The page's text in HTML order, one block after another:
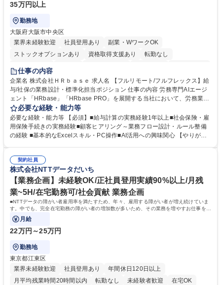
35万円以上
勤務地
大阪府大阪市中央区
業界未経験歓迎
社員登用あり
副業・WワークOK
ストックオプションあり
資格取得支援あり
転勤なし
時短勤務あり
服装自由
仕事の内容
企業名 株式会社ＨＲｂａｓｅ 求人名 【フルリモート/フルフレックス】給
与/社保の業務設計・標準化担当ポジション 仕事の内容 労務専門AIエージ
ェント「HRbase」「HRbase PRO」を展開する当社において、労務業務
のオペレーション設計担当をクライアントの課題や要望をヒアリングし、
業務設計やシステム設定へと落とし込むポジションです。 【具体的に
は】・業務オペレーション設計（要件定義/顧客ヒアリング/業務オペレー
ションの洗い出し、ルール整備、システム設定) ・業務マニュアル作成、
（年調等の年次業務など） 募集職種 【フルリモート/フルフレックス】給
与/社保の業務設計・標準化担当ポジション
必要な経験・能力等
必要な経験・能力等 【必須】■給与計算の実務経験1年以上■社会保険・雇
用保険手続きの実務経験■顧客ヒアリング～業務フロー設計・ルール整備
の経験 ■基本的なExcelスキル・PC操作■AI活用への興味関心 【やりが
る設計にとどまらず、ご自身が現場のエキスパートとしてオペレーション
を実行する機会もあり、実務と改善の両面でスキルを発揮できる環境で
す。 学歴・資格 学歴：大学院 大学 高専 短大 専修学校 高校 語学力： 資
格：
契約社員
株式会社NTTデータだいち
【業務企画】未経験OK/正社員登用実績90%以上/月残
業~5H/在宅勤務可/社会貢献 業務企画
■NTTデータの障がい者雇用率を満たすため、年々、雇用する障がい者が増え続けていま
す。中でも、完全在宅勤務の障がい者の増加数が多いため、その業務を増やすお仕事を担
っていただきます。
月給
22万円～25万円
勤務地
東京都江東区
業界未経験歓迎
社員登用あり
年間休日120日以上
月平均残業時間20時間以内
転勤なし 未経験者歓迎 在宅OK